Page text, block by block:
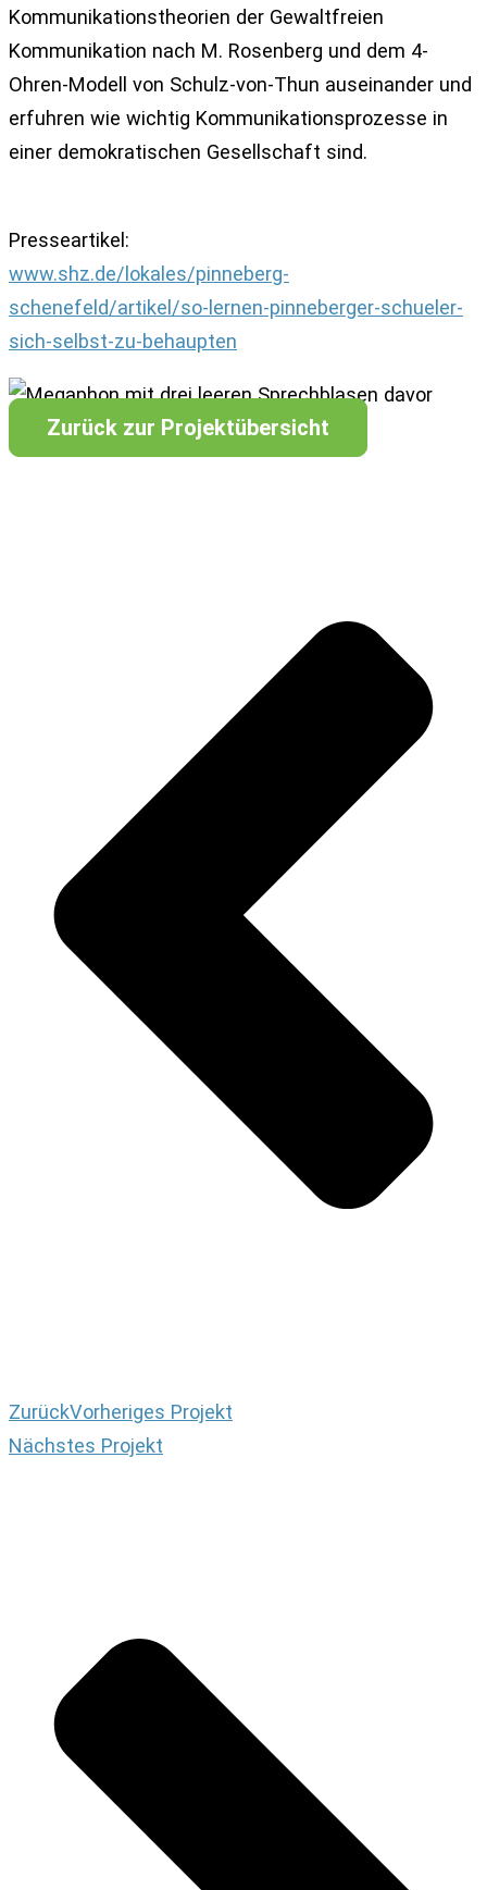
Kommunikationstheorien der Gewaltfreien
Kommunikation nach M. Rosenberg und dem 4-
Ohren-Modell von Schulz-von-Thun auseinander und
erfuhren wie wichtig Kommunikationsprozesse in
einer demokratischen Gesellschaft sind.
Presseartikel:
www.shz.de/lokales/pinneberg-
schenefeld/artikel/so-lernen-pinneberger-schueler-
sich-selbst-zu-behaupten
Zurück zur Projektübersicht
ZurückVorheriges Projekt
Nächstes Projekt